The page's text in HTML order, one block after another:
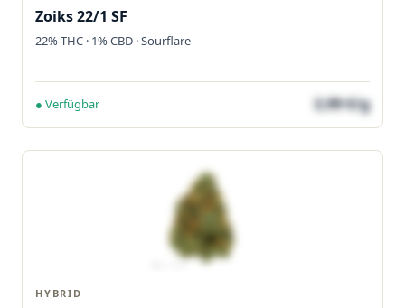
Zoiks 22/1 SF
22% THC · 1% CBD · Sourflare
● Verfügbar 3,99 €/g
HYBRID